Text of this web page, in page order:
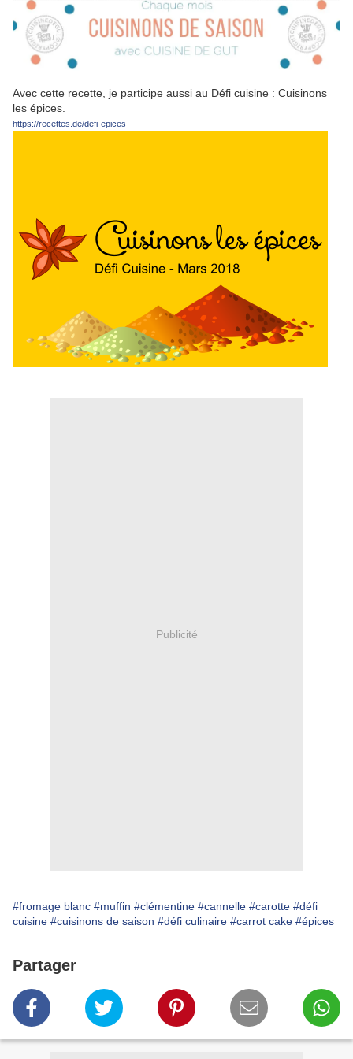
Avec cette recette, je participe aussi au Défi cuisine : Cuisinons
les épices.
https://recettes.de/defi-epices
Publicité
#fromage blanc #muffin #clémentine #cannelle #carotte #défi
cuisine #cuisinons de saison #défi culinaire #carrot cake #épices
Partager